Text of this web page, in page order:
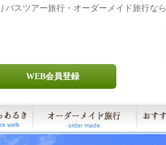
スツアー旅行・オーダーメイド旅行なら
WEB会員登録